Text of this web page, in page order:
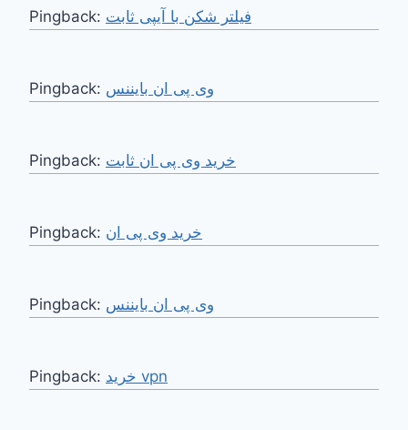
Pingback: فیلتر شکن با آیپی ثابت
Pingback: وی پی ان بایننس
Pingback: خرید وی پی ان ثابت
Pingback: خرید وی پی ان
Pingback: وی پی ان بایننس
Pingback: خرید vpn